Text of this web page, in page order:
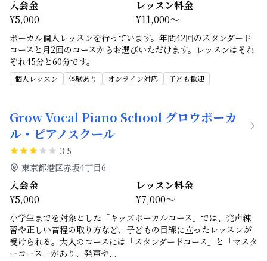
入会金
¥5,000
レッスン料金
¥11,000～
ボーカル個人レッスンを行っています。年間42回のスタンダード
コースと月2回のコースからお選びいただけます。レッスンはそれ
ぞれ45分と60分です。
個人レッスン 体験あり オンライン対応 子ども歓迎
Grow Vocal Piano School グロウボーカ
ル・ピアノスクール
3.5
東京都港区赤坂4丁目6
入会金
¥5,000
レッスン料金
¥7,000～
小学生までを対象とした「キッズボーカルコース」では、発声練
習や正しい音程の取り方など、子どもの目線に立ったレッスンが
受けられる。大人のコースには「スタンダードコース」と「マスタ
ーコース」があり、発声や...